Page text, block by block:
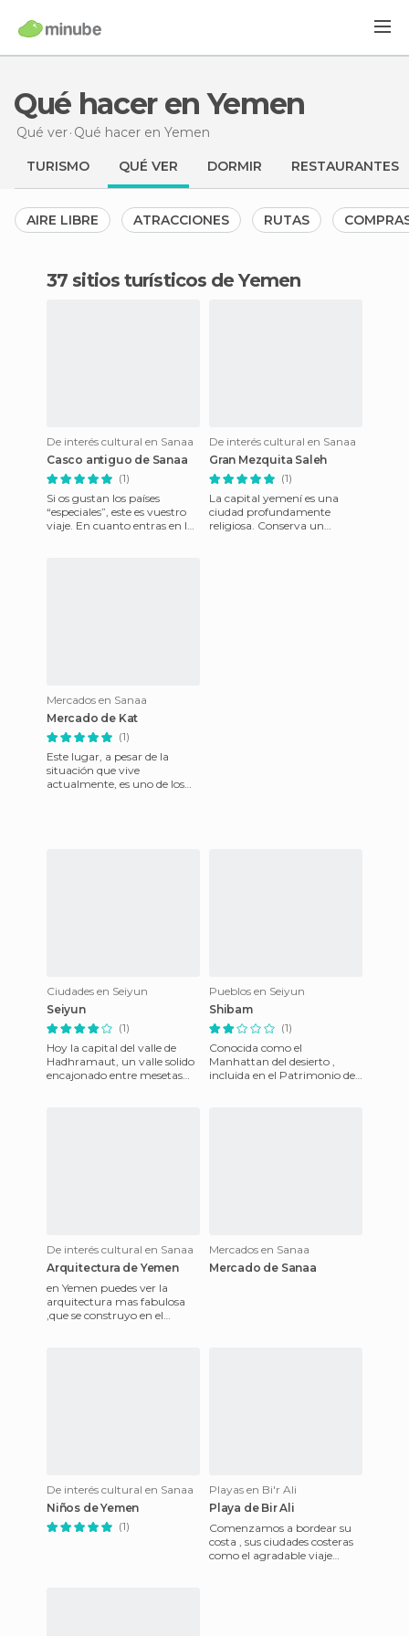
Qué hacer en Yemen
Qué ver Qué hacer en Yemen
TURISMO QUÉ VER DORMIR RESTAURANTES
AIRE LIBRE ATRACCIONES RUTAS
37 sitios turísticos de Yemen
De interés cultural en Sanaa
Casco antiguo de Sanaa
(1)
Si os gustan los países
“especiales”, este es vuestro
viaje. En cuanto entras en la
De interés cultural en Sanaa
Gran Mezquita Saleh
(1)
La capital yemení es una
ciudad profundamente
religiosa. Conserva un
Mercados en Sanaa
Mercado de Kat
(1)
Este lugar, a pesar de la
situación que vive
actualmente, es uno de los
Ciudades en Seiyun
Seiyun
(1)
Hoy la capital del valle de
Hadhramaut, un valle solido
encajonado entre mesetas
Pueblos en Seiyun
Shibam
(1)
Conocida como el
Manhattan del desierto ,
incluida en el Patrimonio de
De interés cultural en Sanaa
Arquitectura de Yemen
en Yemen puedes ver la
arquitectura mas fabulosa
,que se construyo en el
Mercados en Sanaa
Mercado de Sanaa
De interés cultural en Sanaa
Niños de Yemen
(1)
Playas en Bi'r Ali
Playa de Bir Ali
Comenzamos a bordear su
costa , sus ciudades costeras
como el agradable viaje